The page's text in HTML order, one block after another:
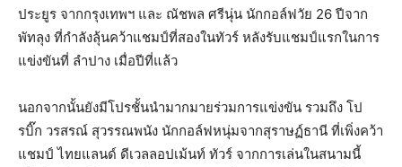
ประยูร จากกรุงเทพฯ และ ณัชพล ศรีนุ่น นักกอล์ฟวัย 26 ปีจาก
พัทลุง ที่กำลังลุ้นคว้าแชมป์ที่สองในทัวร์ หลังรับแชมป์แรกในการ
แข่งขันที่ ลำปาง เมื่อปีที่แล้ว
นอกจากนั้นยังมีโปรชั้นนำมากมายร่วมการแข่งขัน รวมถึง โป
รบิ๊ก วรสรณ์ สุวรรณพนัง นักกอล์ฟหนุ่มจากสุราษฏ์ธานี ที่เพิ่งคว้า
แชมป์ ไทยแลนด์ ดีเวลลอปเม้นท์ ทัวร์ จากการเล่นในสนามนี้